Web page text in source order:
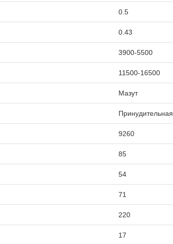
0.5
0.43
3900-5500
11500-16500
Мазут
Принудительная
9260
85
54
71
220
17